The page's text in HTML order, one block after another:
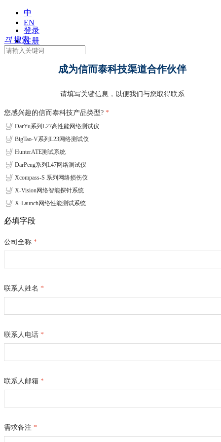
中
EN
登录
注册
끠 搜索
首页 首页
BigTao系列L27网络测试仪
HunterATE生产测试平台
解决方案
网络损伤仿真测试
产线流量测试
5G核心网测试
IPv6协议一致性测试
行业应用 行业应用
高校实验室与测试教学应用
服务与支持
持
产品试用申请
售后服务
关于我们
公司介绍
加入我们
成为信而泰科技渠道合作伙伴
请填写关键信息，以便我们与您取得联系
您感兴趣的信而泰科技产品类型? *
넁 DarYu系列L27高性能网络测试仪
넁 BigTao-V系列L23网络测试仪
넁 HunterATE测试系统
넁 DarPeng系列L47网络测试仪
넁 Xcompass-S 系列网络损伤仪
넁 X-Vision网络智能探针系统
넁 X-Launch网络性能测试系统
必填字段
公司全称 *
联系人姓名 *
联系人电话 *
联系人邮箱 *
需求备注 *
渠道合作伙伴